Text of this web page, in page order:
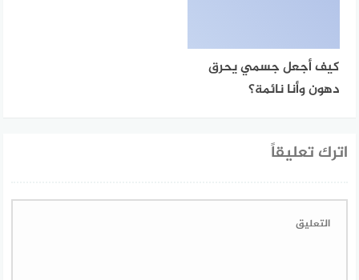
كيف أجعل جسمي يحرق
دهون وأنا نائمة؟
اترك تعليقاً